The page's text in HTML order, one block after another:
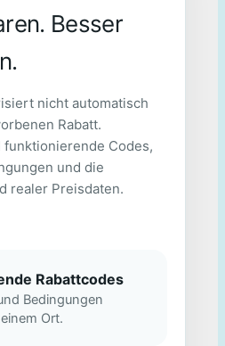
Besser
nicht automatisch
Rabatt.
funktionierende Codes,
und die
realer Preisdaten.
Rabattcodes
Bedingungen
Ort.